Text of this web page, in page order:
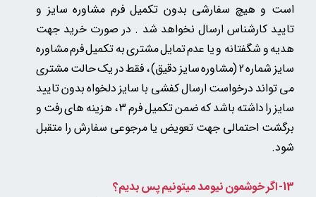
است و هیچ سفارشی بدون تکمیل فرم مشاوره سایز و
تایید کارشناس ارسال نخواهد شد . در صورت خرید جهت
هدیه و شگفتانه و یا عدم تمایل مشتری به تکمیل فرم مشاوره
سایز شماره 2 (مشاوره سایز دقیق) ، فقط در یک حالت مشتری
می تواند درخواست ارسال کفشی با سایز دلخواه بدون تایید
سایز را داشته باشد که ضمن تکمیل فرم 3 ، هزینه های رفت و
برگشت احتمالی جهت تعویض یا مرجوعی سفارش را متقبل
شود.
13- اگر خوشمون نیومد میتونیم پس بدیم؟